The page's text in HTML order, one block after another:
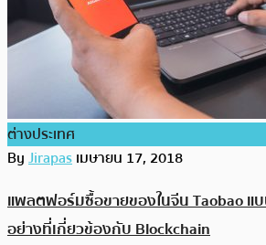
ต่างประเทศ
ByJirapasเมษายน 17, 2018
แพลตฟอร์มซื้อขายของในจีน Taobao แ
อย่างที่เกี่ยวข้องกับ Blockchain